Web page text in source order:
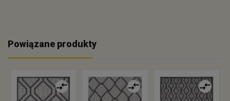
Powiązane produkty